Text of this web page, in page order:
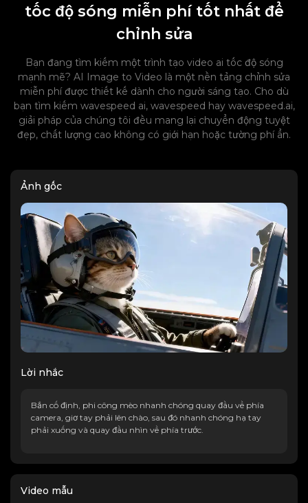
tốc độ sóng miễn phí tốt nhất để
chỉnh sửa
Bạn đang tìm kiếm một trình tạo video ai tốc độ sóng
mạnh mẽ? AI Image to Video là một nền tảng chỉnh sửa
miễn phí được thiết kế dành cho người sáng tạo. Cho dù
bạn tìm kiếm wavespeed ai, wavespeed hay wavespeed.ai,
giải pháp của chúng tôi đều mang lại chuyển động tuyệt
đẹp, chất lượng cao không có giới hạn hoặc tường phí ẩn.
Ảnh gốc
Lời nhắc
Bắn cố định, phi công mèo nhanh chóng quay đầu về phía
camera, giơ tay phải lên chào, sau đó nhanh chóng hạ tay
phải xuống và quay đầu nhìn về phía trước.
Video mẫu